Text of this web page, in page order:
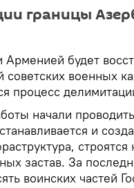
границы
будет
военных
процесс
начали
и
строятся
застав. За
воинских частей